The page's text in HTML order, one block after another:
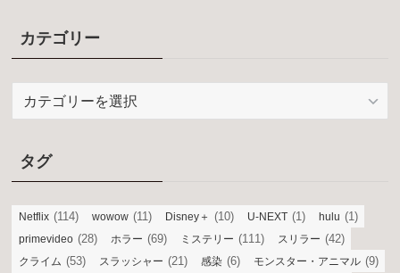
カテゴリー
リ
ー
タグ
Netflix (114) wowow (11) Disney＋ (10) U-NEXT (1) hulu (1)
primevideo (28) ホラー (69) ミステリー (111) スリラー (42)
クライム (53) スラッシャー (21) 感染 (6) モンスター・アニマル (9)